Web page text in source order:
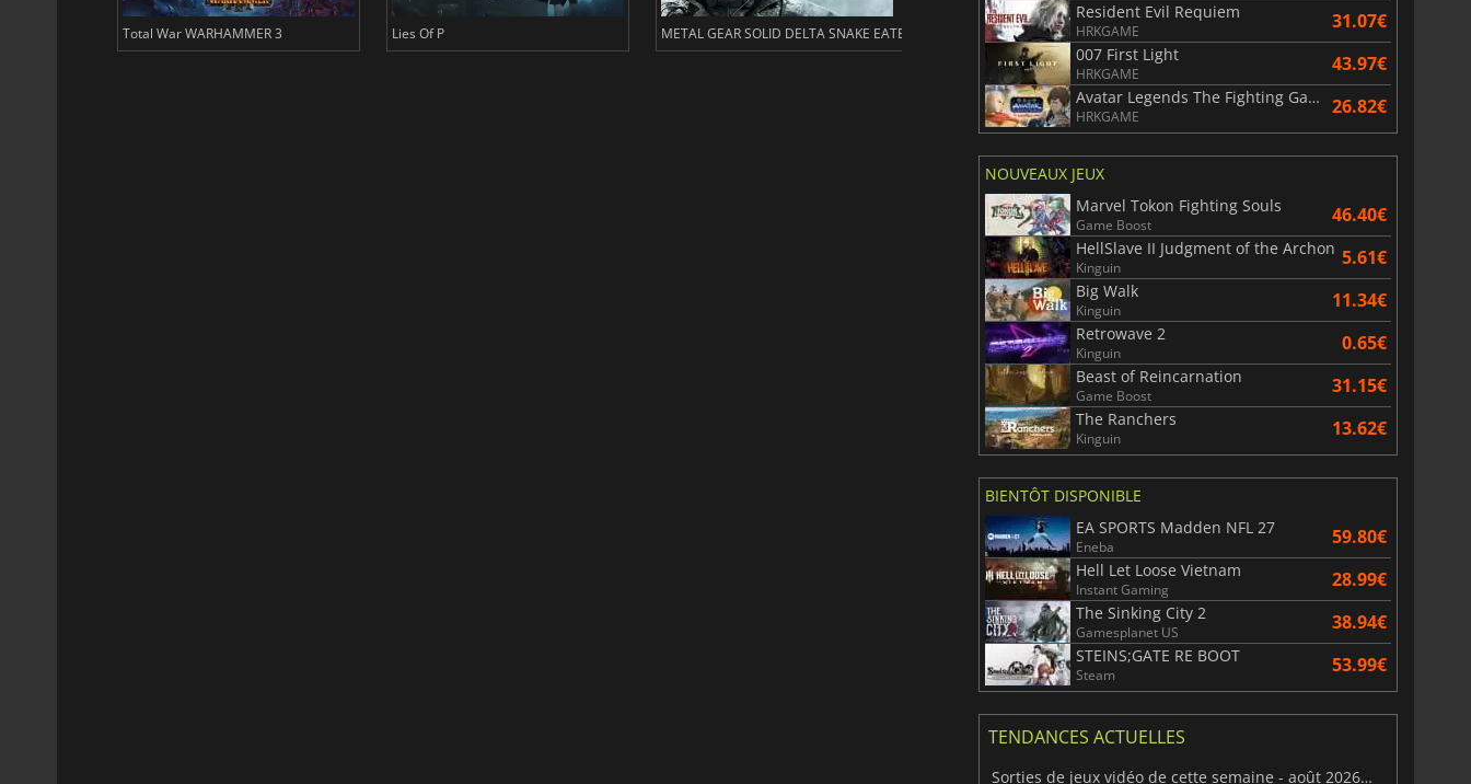
Total War WARHAMMER 3 Lies Of P METAL GEAR SOLID DELTA SNAKE EATER Civilization 7
Resident Evil Requiem
HRKGAME 31.07€
007 First Light
HRKGAME 43.97€
Avatar Legends The Fighting Game
HRKGAME 26.82€
NOUVEAUX JEUX
Marvel Tokon Fighting Souls
Game Boost 46.40€
HellSlave II Judgment of the Archon
Kinguin 5.61€
Big Walk
Kinguin 11.34€
Retrowave 2
Kinguin 0.65€
Beast of Reincarnation
Game Boost 31.15€
The Ranchers
Kinguin 13.62€
BIENTÔT DISPONIBLE
EA SPORTS Madden NFL 27
Eneba 59.80€
Hell Let Loose Vietnam
Instant Gaming 28.99€
The Sinking City 2
Gamesplanet US 38.94€
STEINS;GATE RE BOOT
Steam 53.99€
TENDANCES ACTUELLES
Sorties de jeux vidéo de cette semaine - août 2026 (semaine 32)